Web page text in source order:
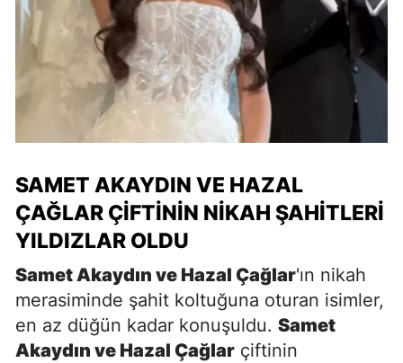
SAMET AKAYDIN VE HAZAL
ÇAĞLAR ÇIFTININ NIKAH ŞAHITLERI
YILDIZLAR OLDU
Samet Akaydın ve Hazal Çağlar'ın nikah
merasiminde şahit koltuğuna oturan isimler,
en az düğün kadar konuşuldu. Samet
Akaydın ve Hazal Çağlar çiftinin